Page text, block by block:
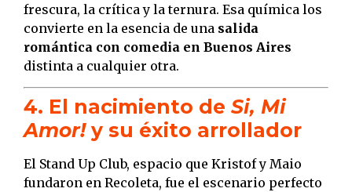
frescura, la crítica y la ternura. Esa química los
convierte en la esencia de una salida
romántica con comedia en Buenos Aires
distinta a cualquier otra.
4. El nacimiento de Si, Mi
Amor!y su éxito arrollador
El Stand Up Club, espacio que Kristof y Maio
fundaron en Recoleta, fue el escenario perfecto